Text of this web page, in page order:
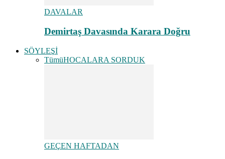
DAVALAR
Demirtaş Davasında Karara Doğru
SÖYLEŞİ
TümüHOCALARA SORDUK
GEÇEN HAFTADAN